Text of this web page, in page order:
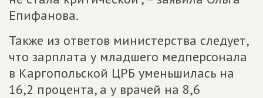
Епифанова.
Также из ответов министерства следует,
что зарплата у младшего медперсонала
в Каргопольской ЦРБ уменьшилась на
16,2 процента, а у врачей на 8,6